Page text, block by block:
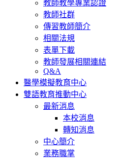
教師教學專業認證
教師社群
傳習教師簡介
相關法規
表單下載
教師發展相關連結
Q&A
醫學模擬教育中心
雙語教育推動中心
最新消息
本校消息
轉知消息
中心簡介
業務職掌